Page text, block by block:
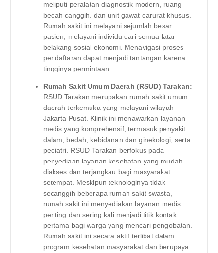
meliputi peralatan diagnostik modern, ruang
bedah canggih, dan unit gawat darurat khusus.
Rumah sakit ini melayani sejumlah besar
pasien, melayani individu dari semua latar
belakang sosial ekonomi. Menavigasi proses
pendaftaran dapat menjadi tantangan karena
tingginya permintaan.
Rumah Sakit Umum Daerah (RSUD) Tarakan:
RSUD Tarakan merupakan rumah sakit umum
daerah terkemuka yang melayani wilayah
Jakarta Pusat. Klinik ini menawarkan layanan
medis yang komprehensif, termasuk penyakit
dalam, bedah, kebidanan dan ginekologi, serta
pediatri. RSUD Tarakan berfokus pada
penyediaan layanan kesehatan yang mudah
diakses dan terjangkau bagi masyarakat
setempat. Meskipun teknologinya tidak
secanggih beberapa rumah sakit swasta,
rumah sakit ini menyediakan layanan medis
penting dan sering kali menjadi titik kontak
pertama bagi warga yang mencari pengobatan.
Rumah sakit ini secara aktif terlibat dalam
program kesehatan masyarakat dan berupaya